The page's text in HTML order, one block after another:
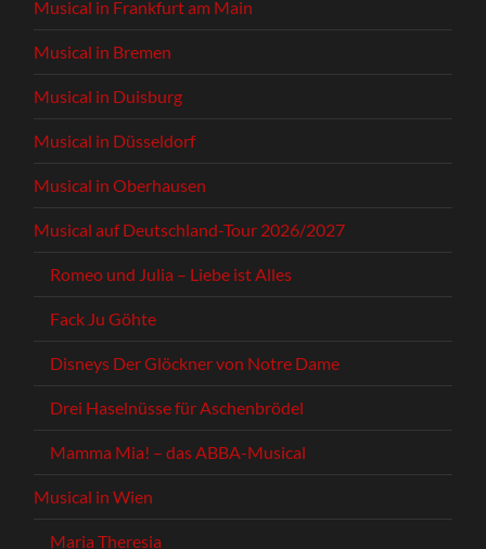
Musical in Frankfurt am Main
Musical in Bremen
Musical in Duisburg
Musical in Düsseldorf
Musical in Oberhausen
Musical auf Deutschland-Tour 2026/2027
Romeo und Julia – Liebe ist Alles
Fack Ju Göhte
Disneys Der Glöckner von Notre Dame
Drei Haselnüsse für Aschenbrödel
Mamma Mia! – das ABBA-Musical
Musical in Wien
Maria Theresia